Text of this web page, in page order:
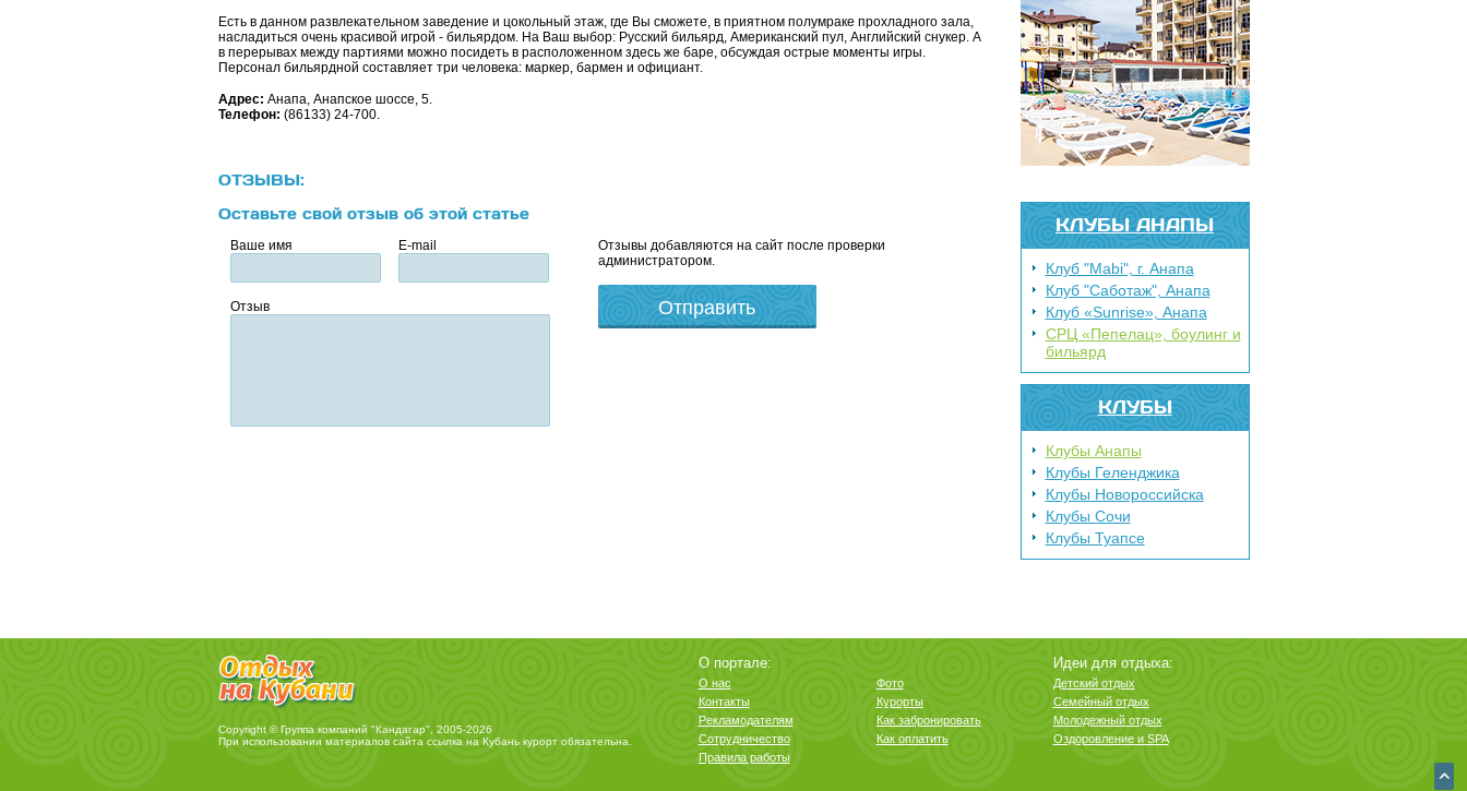
КЛУБЫ АНАПЫ
Клуб "Mabi", г. Анапа
Клуб "Саботаж", Анапа
Клуб «Sunrise», Анапа
СРЦ «Пепелац», боулинг и
бильярд
КЛУБЫ
Клубы Анапы
Клубы Геленджика
Клубы Новороссийска
Клубы Сочи
Клубы Туапсе
Есть в данном развлекательном заведение и цокольный этаж, где Вы сможете, в приятном полумраке прохладного зала,
насладиться очень красивой игрой - бильярдом. На Ваш выбор: Русский бильярд, Американский пул, Английский снукер. А
в перерывах между партиями можно посидеть в расположенном здесь же баре, обсуждая острые моменты игры.
Персонал бильярдной составляет три человека: маркер, бармен и официант.
Адрес: Анапа, Анапское шоссе, 5.
Телефон: (86133) 24-700.
ОТЗЫВЫ:
Оставьте свой отзыв об этой статье
Ваше имя E-mail
Отзыв
Отзывы добавляются на сайт после проверки
администратором.
Copyright © Группа компаний "Кандагар", 2005-2026
При использовании материалов сайта ссылка на Кубань курортобязательна.
О портале:
О нас
Фото
Контакты
Курорты
Рекламодателям
Как забронировать
Сотрудничество
Как оплатить
Правила работы
Идеи для отдыха:
Детский отдых
Семейный отдых
Молодежный отдых
Оздоровление и SPA